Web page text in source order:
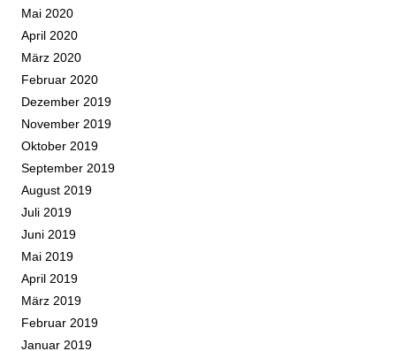
Mai 2020
April 2020
März 2020
Februar 2020
Dezember 2019
November 2019
Oktober 2019
September 2019
August 2019
Juli 2019
Juni 2019
Mai 2019
April 2019
März 2019
Februar 2019
Januar 2019